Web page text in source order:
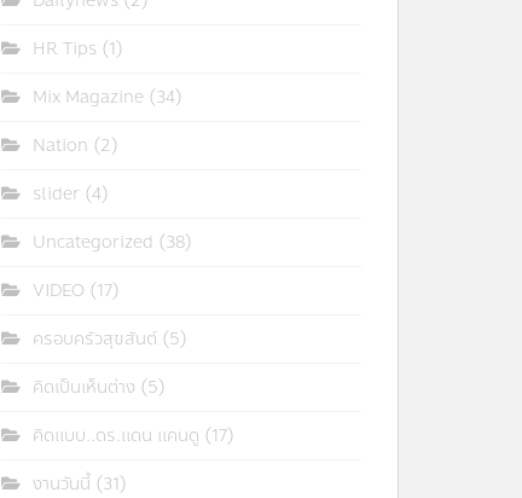
HR Tips (1)
Mix Magazine (34)
Nation (2)
slider (4)
Uncategorized (38)
VIDEO (17)
ครอบครัวสุขสันต์ (5)
คิดเป็นเห็นต่าง (5)
คิดแบบ..ดร.แดน แคนดู (17)
งานวันนี้ (31)